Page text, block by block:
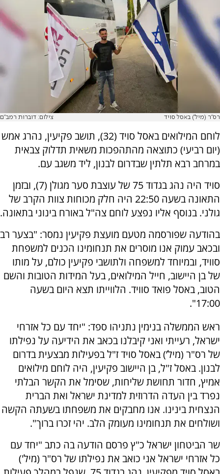
רס"ר (מיל') באסל סויד צילום: דוברות רמב"ם
לוחם המילואים באסל סויד (32), תושב פקיעין, נהרג אמש
(יום רביעי) כתוצאה מהתהפכות משאית תדלוק צבאית
במרחב רבא תלתין שבדרום לבנון, ליד משגב עם.
סויד היה נהג בגדוד 75 של עוצבת סער מגולן (7), ובזמן
התאונה בשעה 22:50 היה חלק מכוחות צוות הקרב של
גולני. בנוסף אליו נפצע לוחם צה"ל באורח בינוני בתאונה.
בהודעה שפורסמה מטעם מועצת פקיעין נמסר: "בצער רב
ובכאב עמוק אנו מוסרים את תנחומינו הכנים למשפחת
סוויד, ובמיוחד למשפחה ולתושבי פקיעין כולם, על מותו
של בן היישוב, חייל המילואים, בעל המידות הטובות והשם
הטוב, באסל פואד סוויד. הלווייתו תצא היום בשעה
17:00".
ראש הממשלה בנימין נתניהו ספד: "יחד עם כל אזרחי
ישראל, רעייתי ואני קיבלנו בכאב את הידיעה על נפילתו
של רס"ר (מיל’) באסל סויד ז"ל בפעילות מבצעית בדרום
לבנון. באסל ז"ל, בן היישוב פקיעין, היה לוחם מילואים
אמיץ, חדור תחושת שליחות, שסימל את הקשר הבלתי
נפרד בין העדה הדרוזית למדינת ישראל ואת הברית
הנצחית בינינו. אנו מחבקים את משפחתו בשעתה הקשה
ושולחים את תנחומינו מעומק הלב. יהי זכרו ברוך".
שר הביטחון ישראל כ"ץ פרסם הודעה בה כתב "יחד עם
כל אזרחי ישראל אני כואב את נפילתו של רס"ר (מיל')